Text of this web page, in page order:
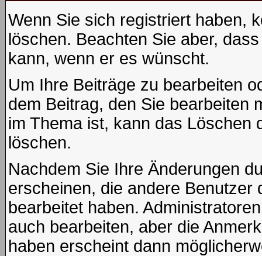
Wenn Sie sich registriert haben,
löschen. Beachten Sie aber,
kann, wenn er es wünscht.
Um Ihre Beiträge zu bearbeiten
dem Beitrag, den Sie bearbeiten
im Thema ist, kann das Löschen
löschen.
Nachdem Sie Ihre Änderungen
erscheinen, die andere Benutzer
bearbeitet haben.
auch bearbeiten, aber die
haben erscheint dann